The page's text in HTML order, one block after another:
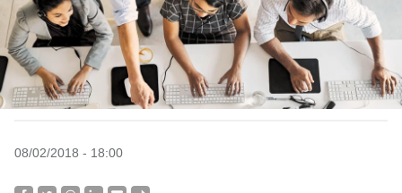
08/02/2018 - 18:00